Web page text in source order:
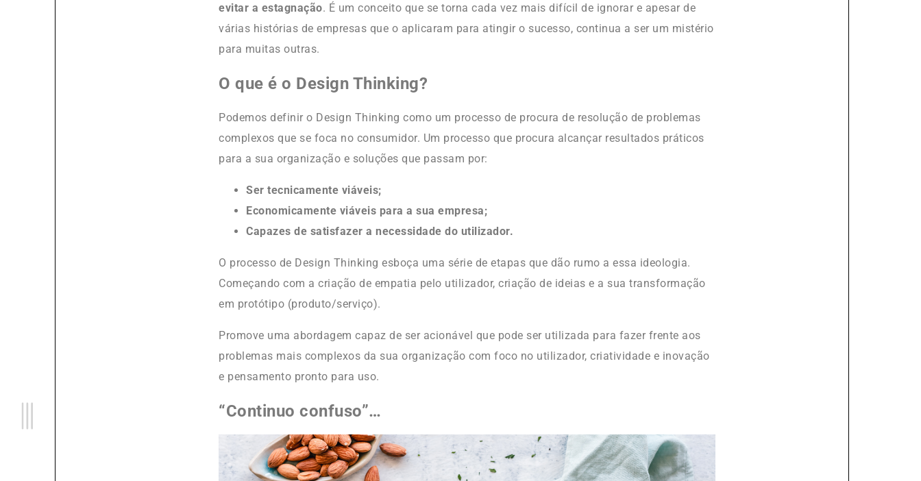
evitar a estagnação. É um conceito que se torna cada vez mais difícil de ignorar e apesar de
várias histórias de empresas que o aplicaram para atingir o sucesso, continua a ser um mistério
para muitas outras.
O que é o Design Thinking?
Podemos definir o Design Thinking como um processo de procura de resolução de problemas
complexos que se foca no consumidor. Um processo que procura alcançar resultados práticos
para a sua organização e soluções que passam por:
Ser tecnicamente viáveis;
Economicamente viáveis para a sua empresa;
Capazes de satisfazer a necessidade do utilizador.
O processo de Design Thinking esboça uma série de etapas que dão rumo a essa ideologia.
Começando com a criação de empatia pelo utilizador, criação de ideias e a sua transformação
em protótipo (produto/serviço).
Promove uma abordagem capaz de ser acionável que pode ser utilizada para fazer frente aos
problemas mais complexos da sua organização com foco no utilizador, criatividade e inovação
e pensamento pronto para uso.
“Continuo confuso”…